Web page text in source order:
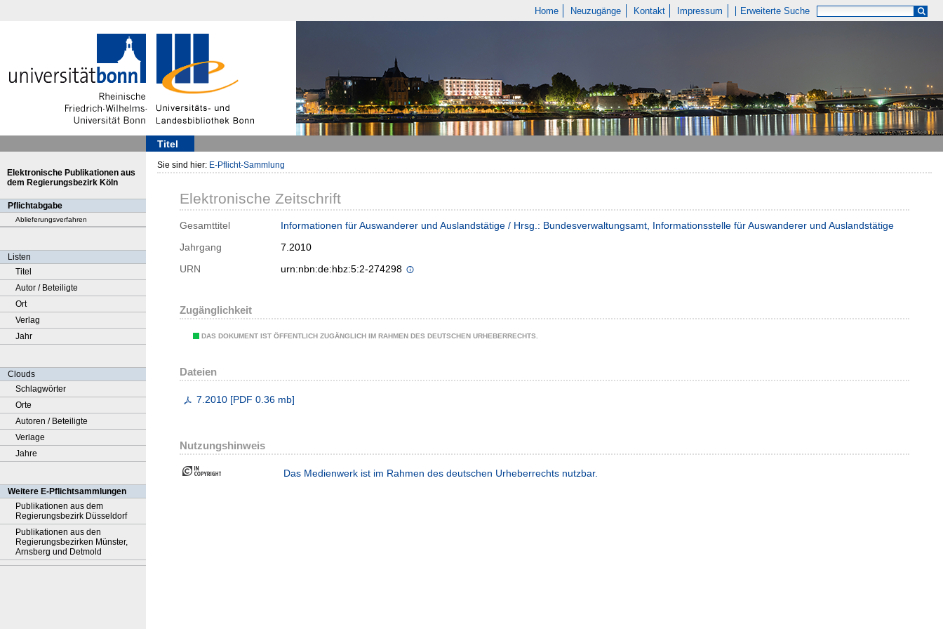
Home Neuzugänge Kontakt Impressum Erweiterte Suche
Titel
Elektronische Publikationen aus
dem Regierungsbezirk Köln
Pflichtabgabe
Ablieferungsverfahren
Listen
Titel
Autor / Beteiligte
Ort
Verlag
Jahr
Clouds
Schlagwörter
Orte
Autoren / Beteiligte
Verlage
Jahre
Weitere E-Pflichtsammlungen
Publikationen aus dem
Regierungsbezirk Düsseldorf
Publikationen aus den
Regierungsbezirken Münster,
Arnsberg und Detmold
Sie sind hier: E-Pflicht-Sammlung
Elektronische Zeitschrift
Gesamttitel
Informationen für Auswanderer und Auslandstätige / Hrsg.: Bundesverwaltungsamt, Informationsstelle für Auswanderer und Auslandstätige
Jahrgang
7.2010
URN
urn:nbn:de:hbz:5:2-274298
Zugänglichkeit
DAS DOKUMENT IST ÖFFENTLICH ZUGÄNGLICH IM RAHMEN DES DEUTSCHEN URHEBERRECHTS.
Dateien
7.2010 [PDF 0.36 mb]
Nutzungshinweis
Das Medienwerk ist im Rahmen des deutschen Urheberrechts nutzbar.